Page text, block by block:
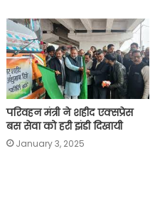
परिवहन मंत्री ने शहीद एक्सप्रेस
बस सेवा को हरी झंडी दिखायी
January 3, 2025